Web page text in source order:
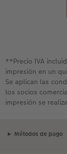
**Precio IVA
impresión en un
Se aplican las
los socios
impresión se
Métodos de pago